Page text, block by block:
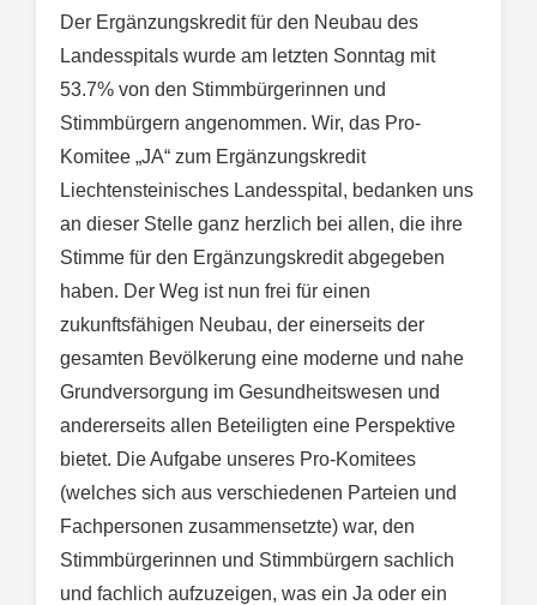
Der Ergänzungskredit für den Neubau des
Landesspitals wurde am letzten Sonntag mit
53.7% von den Stimmbürgerinnen und
Stimmbürgern angenommen. Wir, das Pro-
Komitee „JA“ zum Ergänzungskredit
Liechtensteinisches Landesspital, bedanken uns
an dieser Stelle ganz herzlich bei allen, die ihre
Stimme für den Ergänzungskredit abgegeben
haben. Der Weg ist nun frei für einen
zukunftsfähigen Neubau, der einerseits der
gesamten Bevölkerung eine moderne und nahe
Grundversorgung im Gesundheitswesen und
andererseits allen Beteiligten eine Perspektive
bietet. Die Aufgabe unseres Pro-Komitees
(welches sich aus verschiedenen Parteien und
Fachpersonen zusammensetzte) war, den
Stimmbürgerinnen und Stimmbürgern sachlich
und fachlich aufzuzeigen, was ein Ja oder ein